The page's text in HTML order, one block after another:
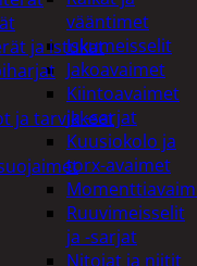
vääntimet
Iskumeisselit
Jakoavaimet
Kiintoavaimet
ja -sarjat
Kuusiokolo ja
torx-avaimet
Ruuvimeisselit
ja -sarjat
Nitojat ja niitit
ja istukat
ja tarvikkeet